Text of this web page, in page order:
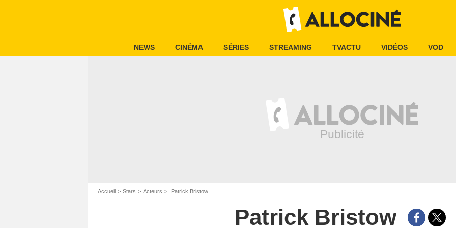
NEWS CINÉMA SÉRIES STREAMING TVACTU VIDÉOS VOD
Accueil Stars Acteurs Patrick Bristow
Patrick Bristow